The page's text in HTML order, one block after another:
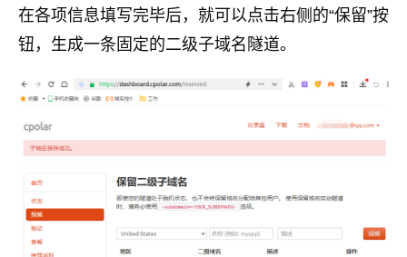
在各项信息填写完毕后，就可以点击右侧的“保留”按
钮，生成一条固定的二级子域名隧道。